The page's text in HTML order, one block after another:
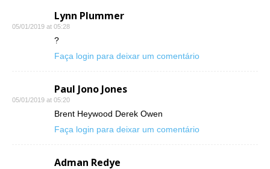
Lynn Plummer
05/01/2019 at 05:28
?
Faça login para deixar um comentário
Paul Jono Jones
05/01/2019 at 05:20
Brent Heywood Derek Owen
Faça login para deixar um comentário
Adman Redye